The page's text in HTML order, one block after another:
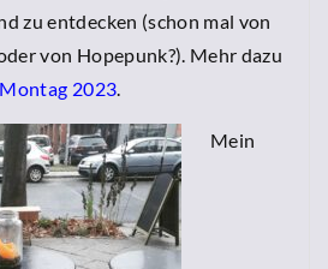
zu entdecken (schon mal von
von Hopepunk?). Mehr dazu
2023.
Mein